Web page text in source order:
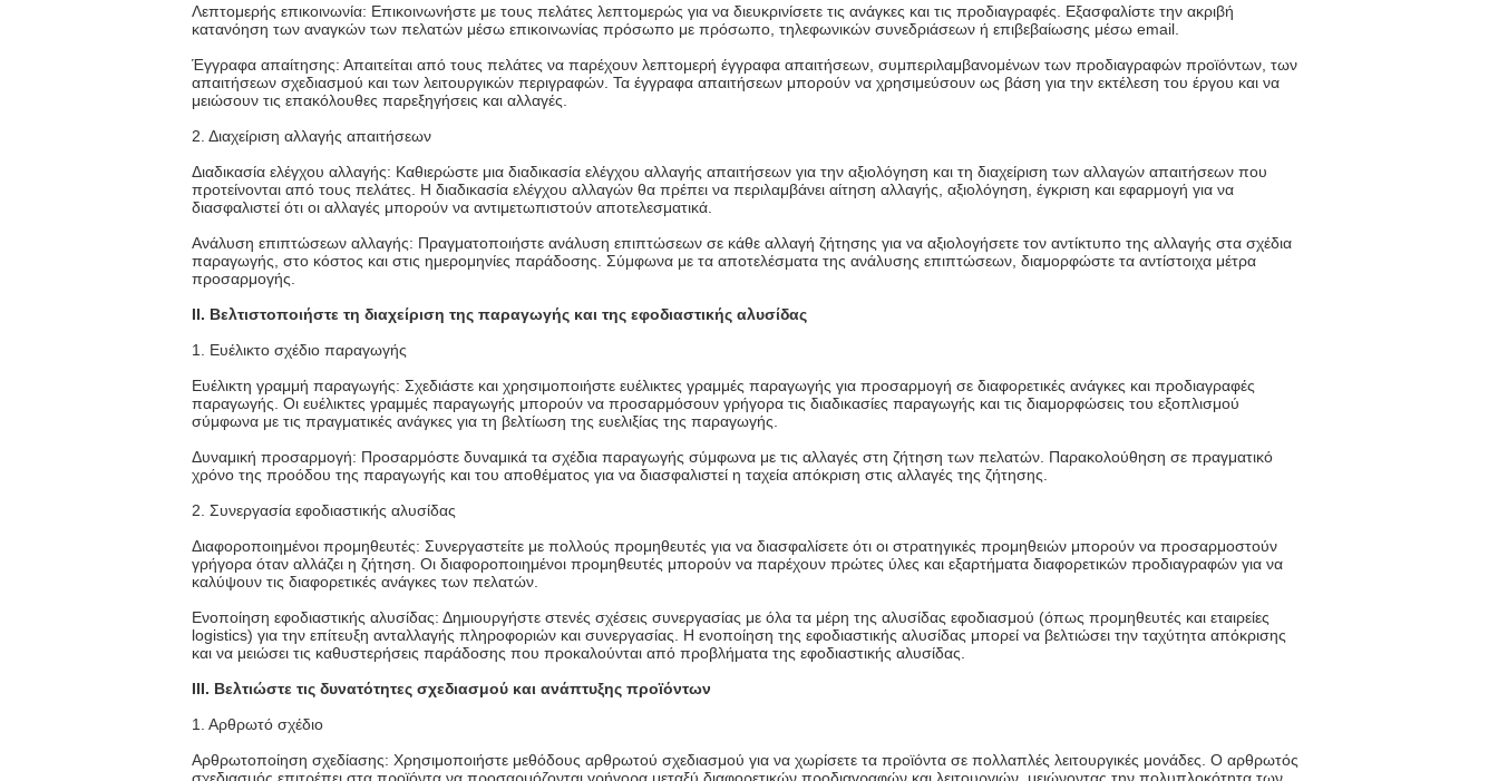
Λεπτομερής επικοινωνία: Επικοινωνήστε με τους πελάτες λεπτομερώς για να διευκρινίσετε τις ανάγκες και τις προδιαγραφές. Εξασφαλίστε την ακριβή
κατανόηση των αναγκών των πελατών μέσω επικοινωνίας πρόσωπο με πρόσωπο, τηλεφωνικών συνεδριάσεων ή επιβεβαίωσης μέσω email.
Έγγραφα απαίτησης: Απαιτείται από τους πελάτες να παρέχουν λεπτομερή έγγραφα απαιτήσεων, συμπεριλαμβανομένων των προδιαγραφών προϊόντων, των
απαιτήσεων σχεδιασμού και των λειτουργικών περιγραφών. Τα έγγραφα απαιτήσεων μπορούν να χρησιμεύσουν ως βάση για την εκτέλεση του έργου και να
μειώσουν τις επακόλουθες παρεξηγήσεις και αλλαγές.
2. Διαχείριση αλλαγής απαιτήσεων
Διαδικασία ελέγχου αλλαγής: Καθιερώστε μια διαδικασία ελέγχου αλλαγής απαιτήσεων για την αξιολόγηση και τη διαχείριση των αλλαγών απαιτήσεων που
προτείνονται από τους πελάτες. Η διαδικασία ελέγχου αλλαγών θα πρέπει να περιλαμβάνει αίτηση αλλαγής, αξιολόγηση, έγκριση και εφαρμογή για να
διασφαλιστεί ότι οι αλλαγές μπορούν να αντιμετωπιστούν αποτελεσματικά.
Ανάλυση επιπτώσεων αλλαγής: Πραγματοποιήστε ανάλυση επιπτώσεων σε κάθε αλλαγή ζήτησης για να αξιολογήσετε τον αντίκτυπο της αλλαγής στα σχέδια
παραγωγής, στο κόστος και στις ημερομηνίες παράδοσης. Σύμφωνα με τα αποτελέσματα της ανάλυσης επιπτώσεων, διαμορφώστε τα αντίστοιχα μέτρα
προσαρμογής.
II. Βελτιστοποιήστε τη διαχείριση της παραγωγής και της εφοδιαστικής αλυσίδας
1. Ευέλικτο σχέδιο παραγωγής
Ευέλικτη γραμμή παραγωγής: Σχεδιάστε και χρησιμοποιήστε ευέλικτες γραμμές παραγωγής για προσαρμογή σε διαφορετικές ανάγκες και προδιαγραφές
παραγωγής. Οι ευέλικτες γραμμές παραγωγής μπορούν να προσαρμόσουν γρήγορα τις διαδικασίες παραγωγής και τις διαμορφώσεις του εξοπλισμού
σύμφωνα με τις πραγματικές ανάγκες για τη βελτίωση της ευελιξίας της παραγωγής.
Δυναμική προσαρμογή: Προσαρμόστε δυναμικά τα σχέδια παραγωγής σύμφωνα με τις αλλαγές στη ζήτηση των πελατών. Παρακολούθηση σε πραγματικό
χρόνο της προόδου της παραγωγής και του αποθέματος για να διασφαλιστεί η ταχεία απόκριση στις αλλαγές της ζήτησης.
2. Συνεργασία εφοδιαστικής αλυσίδας
Διαφοροποιημένοι προμηθευτές: Συνεργαστείτε με πολλούς προμηθευτές για να διασφαλίσετε ότι οι στρατηγικές προμηθειών μπορούν να προσαρμοστούν
γρήγορα όταν αλλάζει η ζήτηση. Οι διαφοροποιημένοι προμηθευτές μπορούν να παρέχουν πρώτες ύλες και εξαρτήματα διαφορετικών προδιαγραφών για να
καλύψουν τις διαφορετικές ανάγκες των πελατών.
Ενοποίηση εφοδιαστικής αλυσίδας: Δημιουργήστε στενές σχέσεις συνεργασίας με όλα τα μέρη της αλυσίδας εφοδιασμού (όπως προμηθευτές και εταιρείες
logistics) για την επίτευξη ανταλλαγής πληροφοριών και συνεργασίας. Η ενοποίηση της εφοδιαστικής αλυσίδας μπορεί να βελτιώσει την ταχύτητα απόκρισης
και να μειώσει τις καθυστερήσεις παράδοσης που προκαλούνται από προβλήματα της εφοδιαστικής αλυσίδας.
III. Βελτιώστε τις δυνατότητες σχεδιασμού και ανάπτυξης προϊόντων
1. Αρθρωτό σχέδιο
Αρθρωτοποίηση σχεδίασης: Χρησιμοποιήστε μεθόδους αρθρωτού σχεδιασμού για να χωρίσετε τα προϊόντα σε πολλαπλές λειτουργικές μονάδες. Ο αρθρωτός